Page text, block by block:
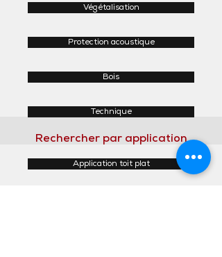
Végétalisation
Protection acoustique
Bois
Technique
Rechercher par application
Application toit plat